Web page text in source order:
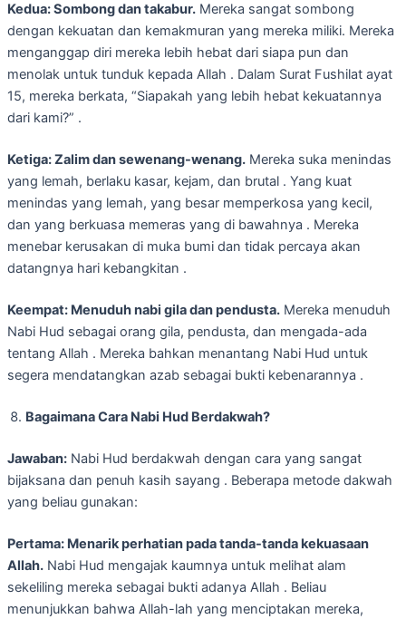
Kedua: Sombong dan takabur. Mereka sangat sombong
dengan kekuatan dan kemakmuran yang mereka miliki. Mereka
menganggap diri mereka lebih hebat dari siapa pun dan
menolak untuk tunduk kepada Allah . Dalam Surat Fushilat ayat
15, mereka berkata, “Siapakah yang lebih hebat kekuatannya
dari kami?” .
Ketiga: Zalim dan sewenang-wenang. Mereka suka menindas
yang lemah, berlaku kasar, kejam, dan brutal . Yang kuat
menindas yang lemah, yang besar memperkosa yang kecil,
dan yang berkuasa memeras yang di bawahnya . Mereka
menebar kerusakan di muka bumi dan tidak percaya akan
datangnya hari kebangkitan .
Keempat: Menuduh nabi gila dan pendusta. Mereka menuduh
Nabi Hud sebagai orang gila, pendusta, dan mengada-ada
tentang Allah . Mereka bahkan menantang Nabi Hud untuk
segera mendatangkan azab sebagai bukti kebenarannya .
Bagaimana Cara Nabi Hud Berdakwah?
Jawaban: Nabi Hud berdakwah dengan cara yang sangat
bijaksana dan penuh kasih sayang . Beberapa metode dakwah
yang beliau gunakan:
Pertama: Menarik perhatian pada tanda-tanda kekuasaan
Allah. Nabi Hud mengajak kaumnya untuk melihat alam
sekeliling mereka sebagai bukti adanya Allah . Beliau
menunjukkan bahwa Allah-lah yang menciptakan mereka,